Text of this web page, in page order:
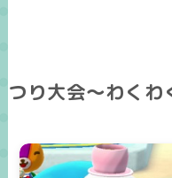
つり大会～わく